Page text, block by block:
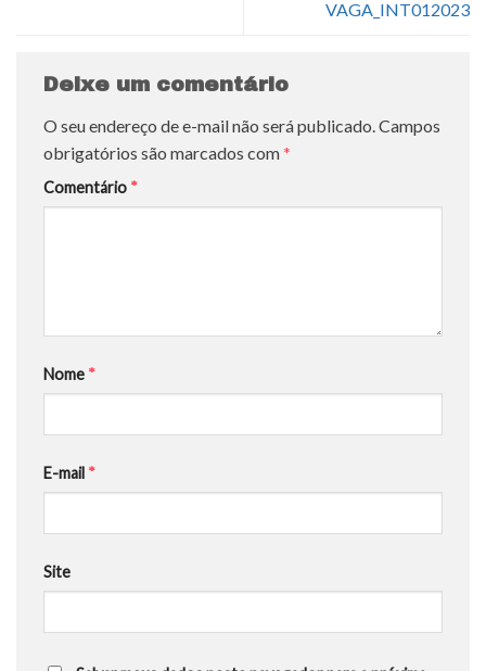
VAGA_INT012023
Deixe um comentário
O seu endereço de e-mail não será publicado. Campos
obrigatórios são marcados com*
Comentário *
Nome *
E-mail *
Site